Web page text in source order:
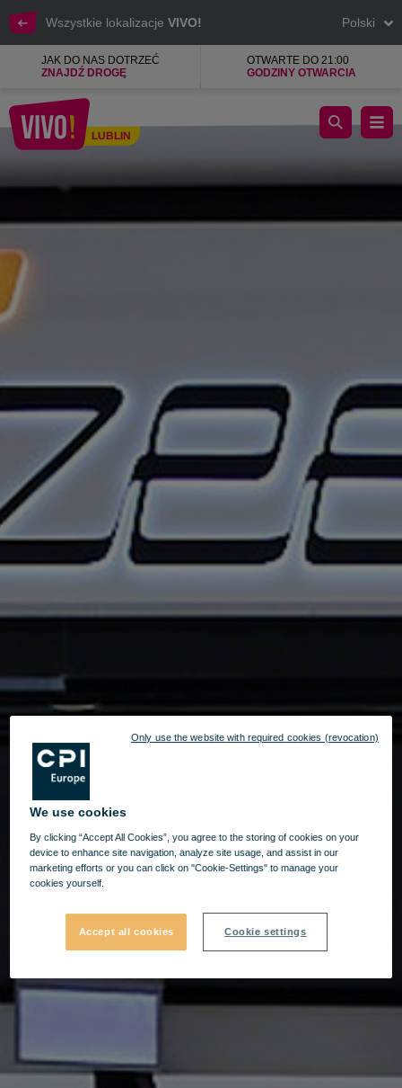
Wszystkie lokalizacje VIVO! Polski
JAK DO NAS DOTRZEĆ
ZNAJDŹ DROGĘ
OTWARTE DO 21:00
GODZINY OTWARCIA
LUBLIN
Najlepszy streetwear od kultowych i lubianych brandów.
We use cookies
By clicking “Accept All Cookies”, you agree to the storing of cookies on your
device to enhance site navigation, analyze site usage, and assist in our
marketing efforts or you can click on "Cookie-Settings" to manage your
cookies yourself.
Accept all cookies Cookie settings
Only use the website with required cookies (revocation)